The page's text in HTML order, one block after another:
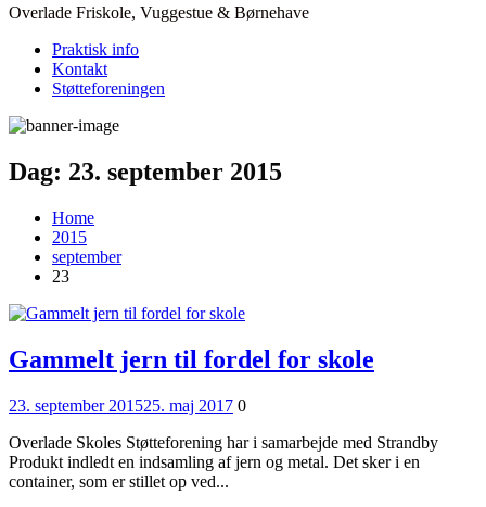
Overlade Friskole, Vuggestue & Børnehave
Praktisk info
Kontakt
Støtteforeningen
Dag: 23. september 2015
Home
2015
september
23
Gammelt jern til fordel for skole
Posted
23. september 201525. maj 2017Comments
0
Overlade Skoles Støtteforening har i samarbejde med Strandby
Produkt indledt en indsamling af jern og metal. Det sker i en
container, som er stillet op ved...